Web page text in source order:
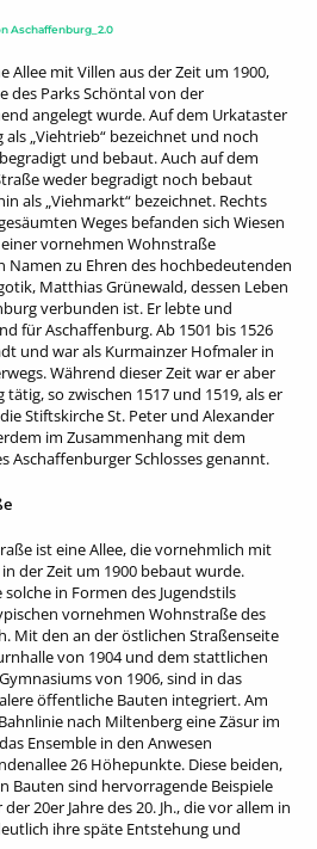
Aschaffenburg_2.0
Allee mit Villen aus der Zeit um 1900,
des Parks Schöntal von der
angelegt wurde. Auf dem Urkataster
„Viehtrieb“ bezeichnet und noch
und bebaut. Auch auf dem
weder begradigt noch bebaut
als „Viehmarkt“ bezeichnet. Rechts
Weges befanden sich Wiesen
vornehmen Wohnstraße
Namen zu Ehren des hochbedeutenden
Matthias Grünewald, dessen Leben
verbunden ist. Er lebte und
für Aschaffenburg. Ab 1501 bis 1526
und war als Kurmainzer Hofmaler in
Während dieser Zeit war er aber
so zwischen 1517 und 1519, als er
Stiftskirche St. Peter und Alexander
im Zusammenhang mit dem
Aschaffenburger Schlosses genannt.
ist eine Allee, die vornehmlich mit
der Zeit um 1900 bebaut wurde.
in Formen des Jugendstils
vornehmen Wohnstraße des
Mit den an der östlichen Straßenseite
von 1904 und dem stattlichen
von 1906, sind in das
öffentliche Bauten integriert. Am
nach Miltenberg eine Zäsur im
Ensemble in den Anwesen
26 Höhepunkte. Diese beiden,
Bauten sind hervorragende Beispiele
20er Jahre des 20. Jh., die vor allem in
ihre späte Entstehung und